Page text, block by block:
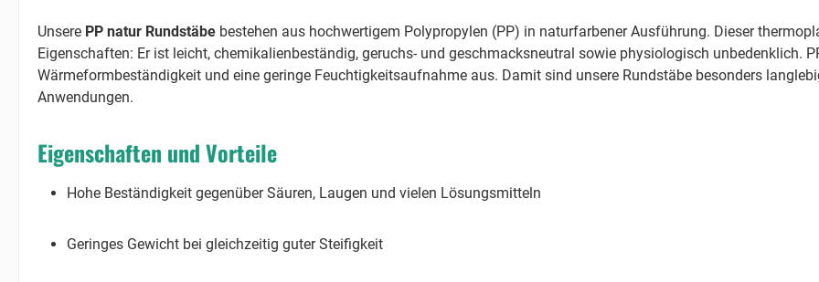
Unsere PP natur Rundstäbe bestehen aus hochwertigem Polypropylen (PP) in naturfarbener Ausführung. Dieser
Eigenschaften: Er ist leicht, chemikalienbeständig, geruchs- und geschmacksneutral sowie physiologisch unbedenklich.
Wärmeformbeständigkeit und eine geringe Feuchtigkeitsaufnahme aus. Damit sind unsere Rundstäbe besonders
Anwendungen.
Eigenschaften und Vorteile
Hohe Beständigkeit gegenüber Säuren, Laugen und vielen Lösungsmitteln
Geringes Gewicht bei gleichzeitig guter Steifigkeit